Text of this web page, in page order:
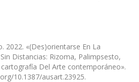
2022. «(Des)orientarse En La
Distancias: Rizoma, Palimpsesto,
Del Arte contemporáneo».
10.1387/ausart.23925.